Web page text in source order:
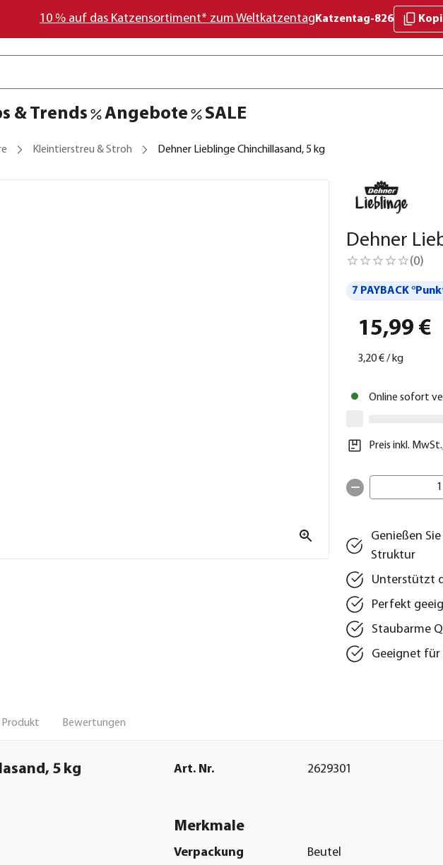
10 % auf das Katzensortiment* zum Weltkatzentag Katzentag-826
& Trends Angebote SALE
Kleintierstreu & Stroh Dehner Lieblinge Chinchillasand, 5 kg
Dehner
(0)
7 PAYBACK
15,99 €
3,20 €/ kg
Online sofort
Preis inkl. MwSt.
1
Genießen
Struktur
Unterstützt
Perfekt
Staubarme
Geeignet für
Produkt Bewertungen
5 kg Art. Nr. 2629301
Merkmale
Verpackung Beutel